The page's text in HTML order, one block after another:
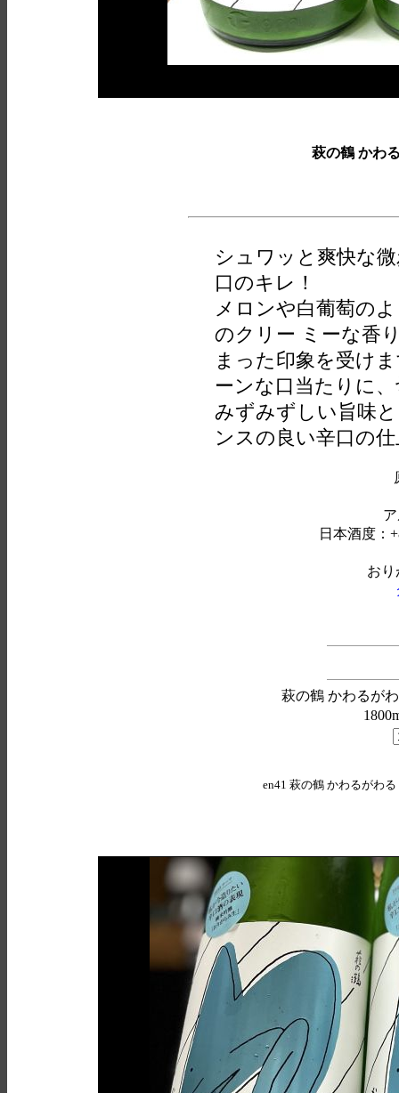
萩の鶴 かわ
シュワッと爽快な
口のキレ！
メロンや白葡萄の
のクリー ミーな香
まった印象を受け
ーンな口当たりに
みずみずしい旨味
ンスの良い辛口の
日本酒度：
お
萩の鶴 かわるが
en41 萩の鶴 かわるがわ